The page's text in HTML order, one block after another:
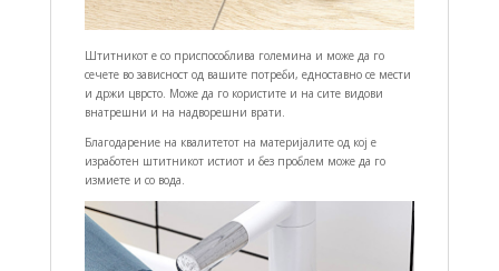
Штитникот е со приспособлива големина и може да го
сечете во зависност од вашите потреби, едноставно се мести
и држи цврсто. Може да го користите и на сите видови
внатрешни и на надворешни врати.
Благодарение на квалитетот на материјалите од кој е
изработен штитникот истиот и без проблем може да го
измиете и со вода.